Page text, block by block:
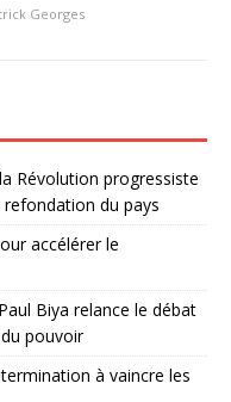
Georges
Révolution progressiste
du pays
accélérer le
Biya relance le débat
pouvoir
à vaincre les